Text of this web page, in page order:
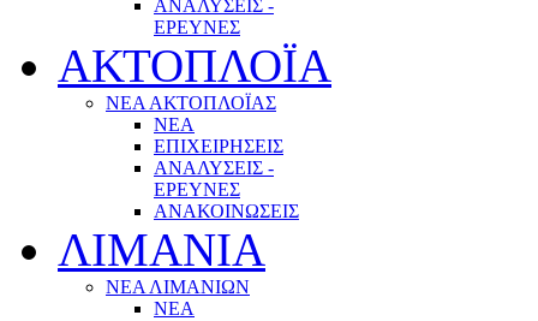
ΑΝΑΛΥΣΕΙΣ -
ΕΡΕΥΝΕΣ
ΑΚΤΟΠΛΟΪΑ
ΝΕΑ ΑΚΤΟΠΛΟΪΑΣ
ΝΕΑ
ΕΠΙΧΕΙΡΗΣΕΙΣ
ΑΝΑΛΥΣΕΙΣ -
ΕΡΕΥΝΕΣ
ΑΝΑΚΟΙΝΩΣΕΙΣ
ΛΙΜΑΝΙΑ
ΝΕΑ ΛΙΜΑΝΙΩΝ
ΝΕΑ